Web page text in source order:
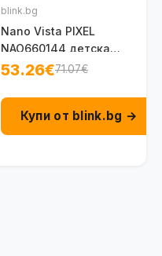
blink.bg
Nano Vista PIXEL
NAO660144 детска
нечуплива рамка за
53.26€71.07€
Купи от blink.bg →